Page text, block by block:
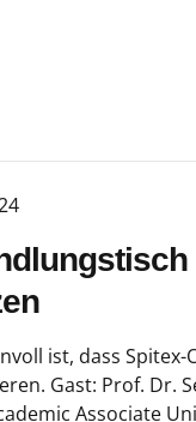
ist, dass
Gast: Prof. Dr.
Associate